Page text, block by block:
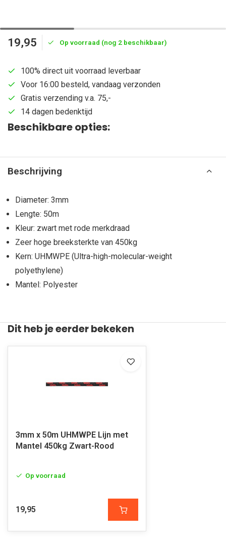
19,95 Op voorraad (nog 2 beschikbaar)
100% direct uit voorraad leverbaar
Voor 16:00 besteld, vandaag verzonden
Gratis verzending v.a. 75,-
14 dagen bedenktijd
Beschikbare opties:
Beschrijving
Diameter: 3mm
Lengte: 50m
Kleur: zwart met rode merkdraad
Zeer hoge breeksterkte van 450kg
Kern: UHMWPE (Ultra-high-molecular-weight
polyethylene)
Mantel: Polyester
Dit heb je eerder bekeken
3mm x 50m UHMWPE Lijn met
Mantel 450kg Zwart-Rood
Op voorraad
19,95